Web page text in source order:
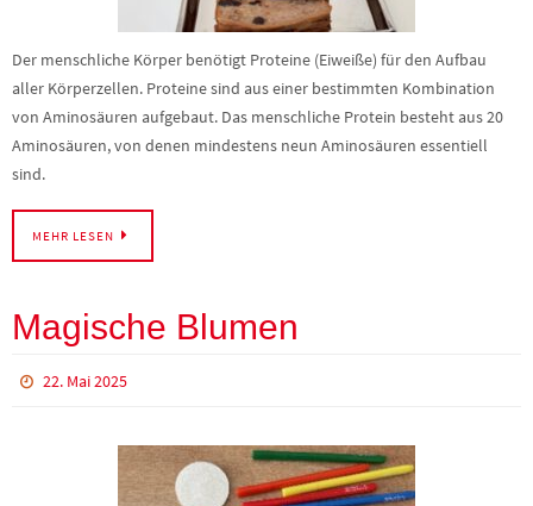
Der menschliche Körper benötigt Proteine (Eiweiße) für den Aufbau
aller Körperzellen. Proteine sind aus einer bestimmten Kombination
von Aminosäuren aufgebaut. Das menschliche Protein besteht aus 20
Aminosäuren, von denen mindestens neun Aminosäuren essentiell
sind.
MEHR LESEN
Magische Blumen
22. Mai 2025